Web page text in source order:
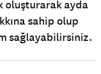
oluşturarak ayda
sahip olup
sağlayabilirsiniz.